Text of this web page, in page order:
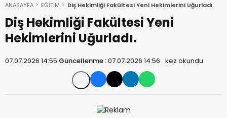
ANASAYFA EĞİTİM Diş Hekimliği Fakültesi Yeni Hekimlerini Uğurladı.
Diş Hekimliği Fakültesi Yeni
Hekimlerini Uğurladı.
07.07.2026 14:55 Güncellenme :07.07.2026 14:56 kez okundu